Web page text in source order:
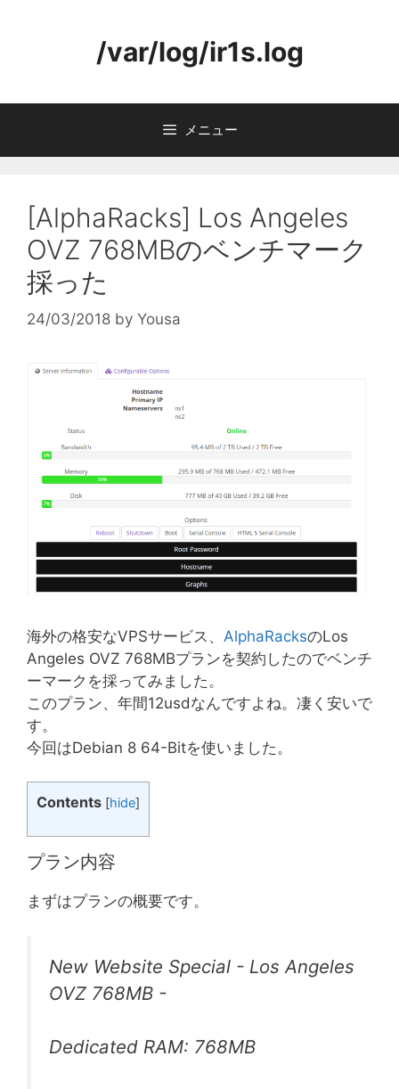
ツ
/var/log/ir1s.log
メニュー
[AlphaRacks] Los Angeles
OVZ 768MBのベンチマーク
採った
24/03/2018 by Yousa
海外の格安なVPSサービス、 AlphaRacksのLos
Angeles OVZ 768MBプランを契約したのでベンチ
ーマークを採ってみました。
このプラン、年間12usdなんですよね。凄く安いで
す。
今回はDebian 8 64-Bitを使いました。
Contents [hide]
プラン内容
まずはプランの概要です。
New Website Special - Los Angeles
OVZ 768MB -
Dedicated RAM: 768MB